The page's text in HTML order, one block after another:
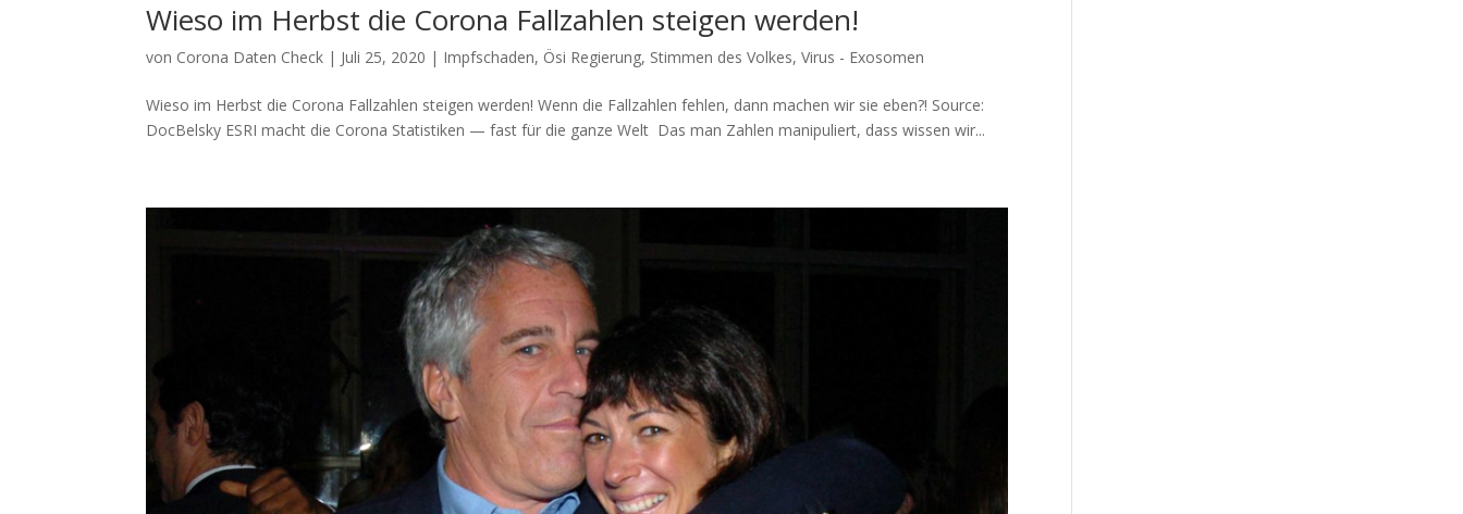
Wieso im Herbst die Corona Fallzahlen steigen werden!
von Corona Daten Check | Juli 25, 2020 | Impfschaden, Ösi Regierung, Stimmen des Volkes,Virus - Exosomen
Wieso im Herbst die Corona Fallzahlen steigen werden! Wenn die Fall­zah­len feh­len, dann machen wir sie eben?! Source:
Doc­Belsky ESRI macht die Coro­na Sta­tis­ti­ken — fast für die gan­ze Welt Das man Zah­len mani­pu­liert, dass wis­sen wir...